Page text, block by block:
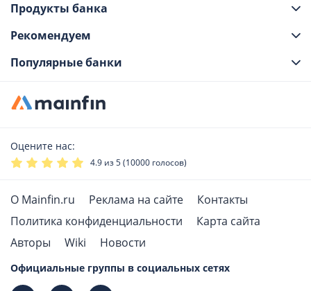
Продукты банка
Рекомендуем
Популярные банки
Оцените нас:
4.9 из 5 (10000 голосов)
О Mainfin.ru Реклама на сайте
Контакты
Политика конфиденциальности
Карта сайта
Авторы
Wiki Новости
Официальные группы в социальных сетях